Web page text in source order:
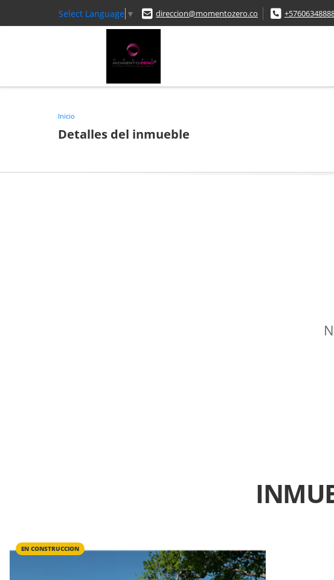
Select Language ▼ direccion@momentozero.co
Inicio
Detalles del inmueble
EN CONSTRUCCION